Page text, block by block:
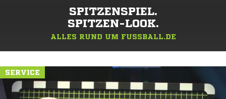
SPITZENSPIEL.
SPITZEN-LOOK.
ALLES RUND UM FUSSBALL.DE
SERVICE